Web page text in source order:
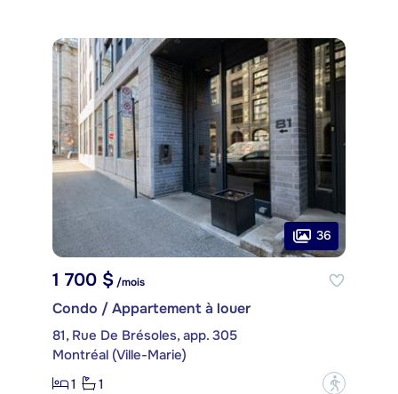
36
1 700 $/mois
Condo / Appartement à louer
81, Rue De Brésoles, app. 305
Montréal (Ville-Marie)
1
1 ?